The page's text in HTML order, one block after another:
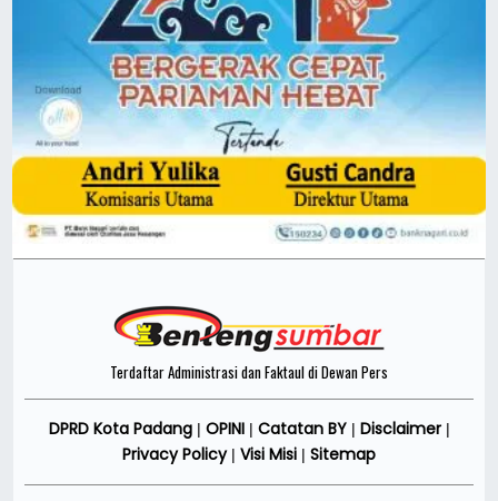
Terdaftar Administrasi dan Faktaul di Dewan Pers
DPRD Kota Padang| OPINI| Catatan BY| Disclaimer|
Privacy Policy| Visi Misi | Sitemap